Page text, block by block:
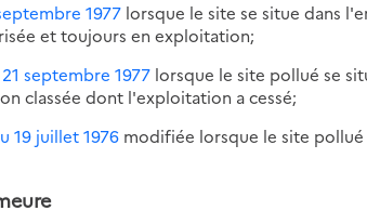
1977 lorsque le site se situe dans
et toujours en exploitation;
septembre 1977 lorsque le site pollué se
classée dont l'exploitation a cessé;
19 juillet 1976 modifiée lorsque le site